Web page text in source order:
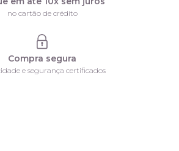
no cartão de crédito
Compra segura
e segurança certificados